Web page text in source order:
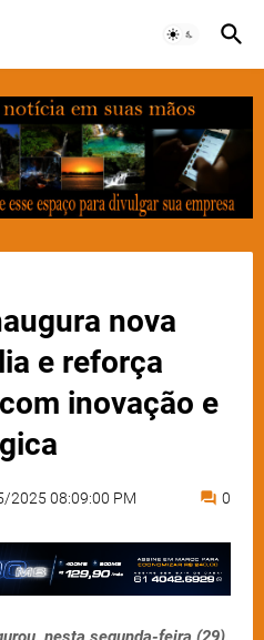
nova
e reforça
inovação e
2025 08:09:00 PM 0